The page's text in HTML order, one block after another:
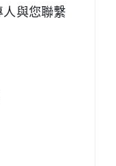
人與您聯繫